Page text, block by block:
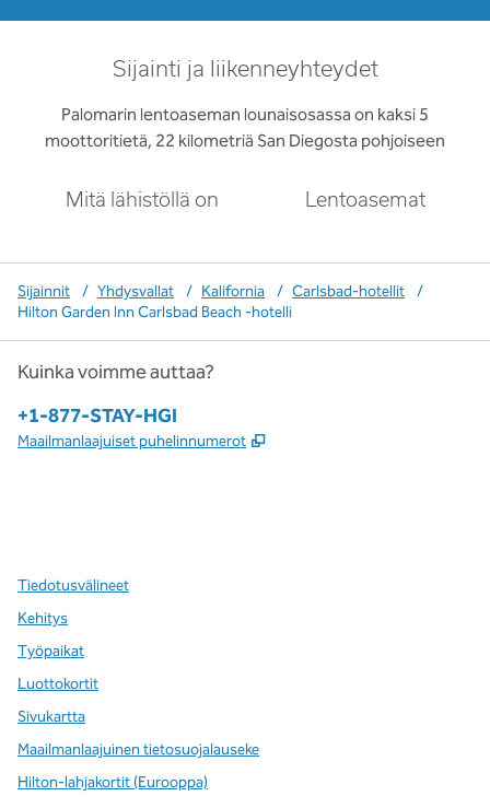
Sijainti ja liikenneyhteydet
Palomarin lentoaseman lounaisosassa on kaksi 5
moottoritietä, 22 kilometriä San Diegosta pohjoiseen
Mitä lähistöllä on Lentoasemat
Sijainnit / Yhdysvallat / Kalifornia / Carlsbad-hotellit
/
Hilton Garden Inn Carlsbad Beach -hotelli
Kuinka voimme auttaa?
Puhelin:
+1-877-STAY-HGI
Maailmanlaajuiset puhelinnumerot ,
Tiedotusvälineet
Kehitys
Työpaikat
Luottokortit
Sivukartta
Maailmanlaajuinen tietosuojalauseke
Hilton-lahjakortit (Eurooppa)